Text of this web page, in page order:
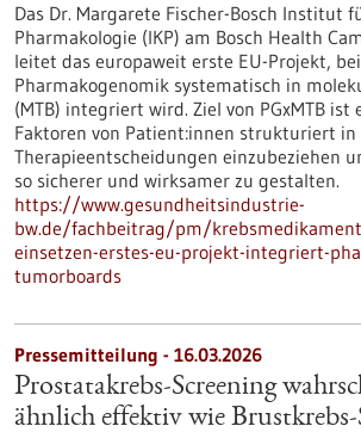
Das Dr. Margarete Fischer-Bosch Institut
Pharmakologie (IKP) am Bosch Health
leitet das europaweit erste EU-Projekt,
Pharmakogenomik systematisch in
(MTB) integriert wird. Ziel von PGxMTB ist
Faktoren von Patient:innen strukturiert in
Therapieentscheidungen einzubeziehen
so sicherer und wirksamer zu gestalten.
https://www.gesundheitsindustrie-
bw.de/fachbeitrag/pm/
einsetzen-erstes-eu-projekt-integriert-
tumorboards
Pressemitteilung - 16.03.2026
Prostatakrebs-Screening
ähnlich effektiv wie Brustkrebs-